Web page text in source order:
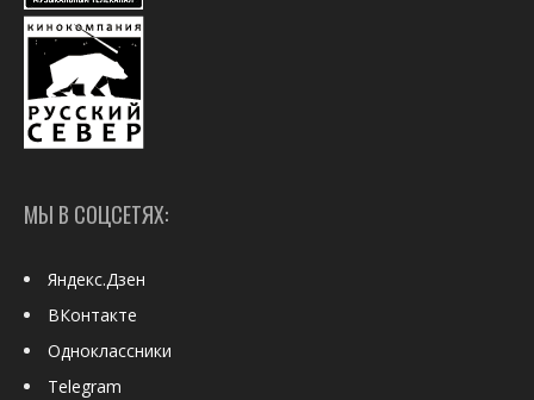
МЫ В СОЦСЕТЯХ:
Яндекс.Дзен
ВКонтакте
Одноклассники
Telegram